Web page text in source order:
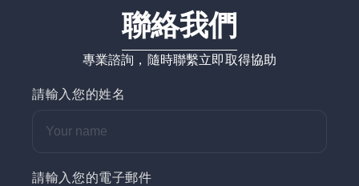
聯絡我們
專業諮詢，隨時聯繫立即取得協助
請輸入您的姓名
請輸入您的電子郵件